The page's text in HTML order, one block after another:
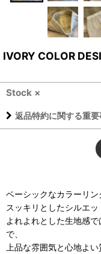
IVORY COLOR
Stock ×
返品特約に関する重
ベーシックなカラーリン
スッキリとしたシルエッ
よれよれとした生地感
で、
上品な雰囲気と心地よい